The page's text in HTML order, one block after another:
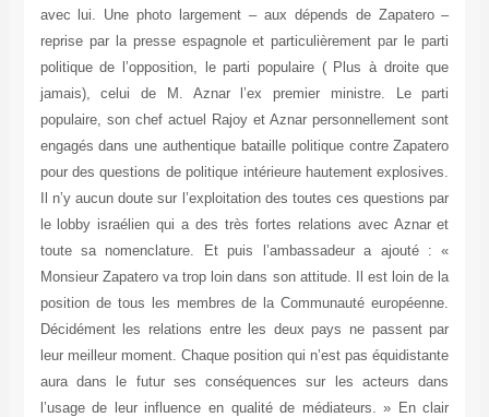
avec lui. Une photo largement – aux dépends de Zapatero –
reprise par la presse espagnole et particulièrement par le parti
politique de l’opposition, le parti populaire ( Plus à droite que
jamais), celui de M. Aznar l’ex premier ministre. Le parti
populaire, son chef actuel Rajoy et Aznar personnellement sont
engagés dans une authentique bataille politique contre Zapatero
pour des questions de politique intérieure hautement explosives.
Il n’y aucun doute sur l’exploitation des toutes ces questions par
le lobby israélien qui a des très fortes relations avec Aznar et
toute sa nomenclature. Et puis l’ambassadeur a ajouté : «
Monsieur Zapatero va trop loin dans son attitude. Il est loin de la
position de tous les membres de la Communauté européenne.
Décidément les relations entre les deux pays ne passent par
leur meilleur moment. Chaque position qui n’est pas équidistante
aura dans le futur ses conséquences sur les acteurs dans
l’usage de leur influence en qualité de médiateurs. » En clair